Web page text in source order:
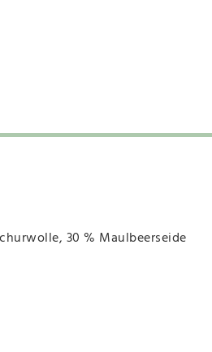
30 % Maulbeerseide